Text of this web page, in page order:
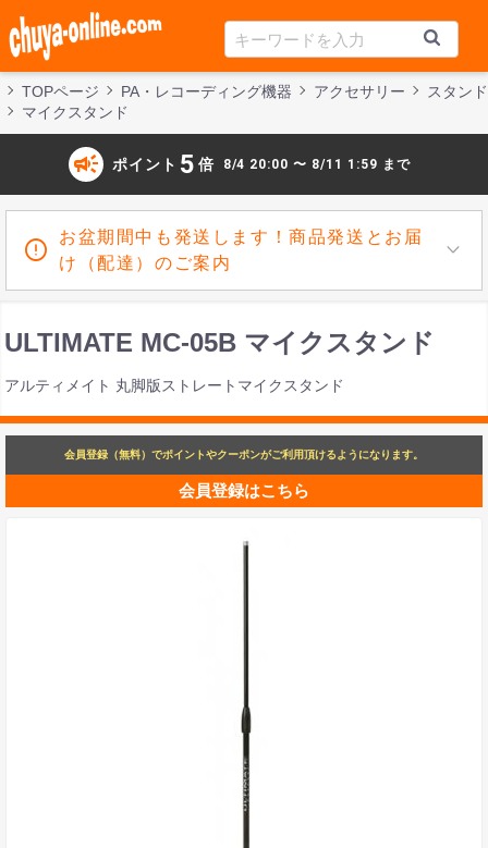
TOPページ PA・レコーディング機器 アクセサリー
スタンド
マイクスタンド
campaign ポイント 5 倍 8/4 20:00 〜 8/11 1:59 まで
お盆期間中も発送します！商品発送とお届
け（配達）のご案内
ULTIMATE MC-05B マイクスタンド
アルティメイト 丸脚版ストレートマイクスタンド
会員登録（無料）でポイントやクーポンがご利用頂けるようになります。
会員登録はこちら